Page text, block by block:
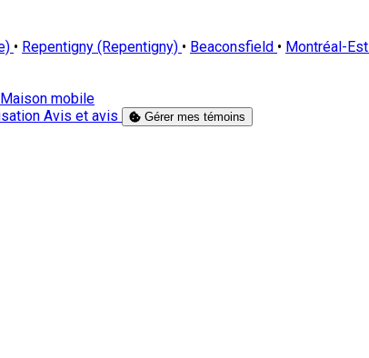
• Repentigny (Repentigny) • Beaconsfield • Montréal-Est
Maison mobile
Avis et avis Gérer mes témoins